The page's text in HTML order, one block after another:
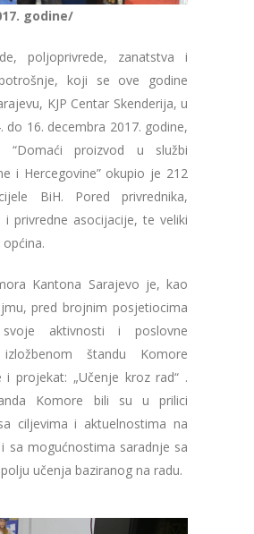
godine/
poljoprivrede, zanatstva i
koji se ove godine
KJP Centar Skenderija, u
do 16. decembra 2017. godine,
“Domaći proizvod u službi
i Hercegovine” okupio je 212
BiH. Pored privrednika,
i privredne asocijacije, te veliki
Kantona Sarajevo je, kao
pred brojnim posjetiocima
svoje aktivnosti i poslovne
štandu Komore
i projekat: „Učenje kroz rad“ .
Komore bili su u prilici
ciljevima i aktuelnostima na
sa mogućnostima saradnje sa
učenja baziranog na radu.